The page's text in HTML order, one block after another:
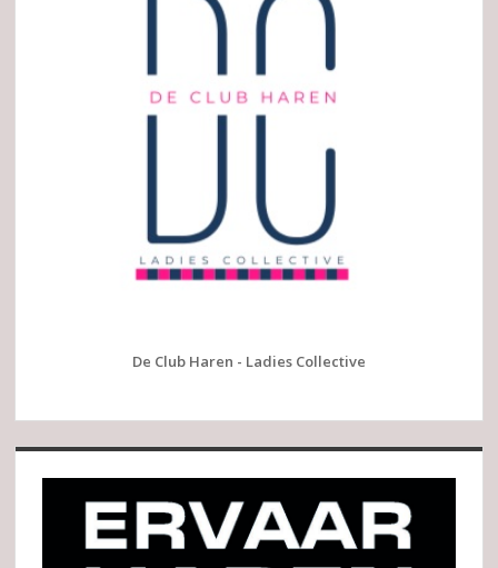
De Club Haren - Ladies Collective